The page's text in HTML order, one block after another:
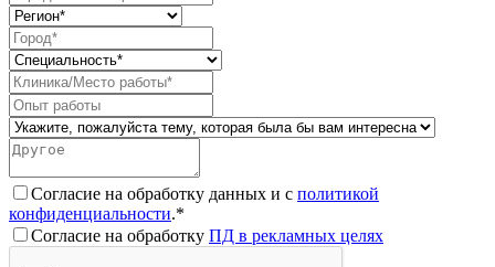
Согласие на обработку данных и с политикой
конфиденциальности.*
Согласие на обработку ПД в рекламных целях